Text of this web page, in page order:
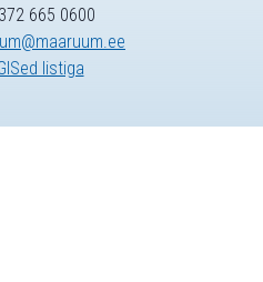
665 0600
listiga